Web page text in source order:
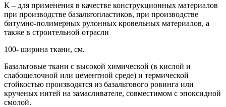
К – для применения в качестве конструкционных материалов
при производстве базальтопластиков, при производстве
битумно-полимерных рулонных кровельных материалов, а
также в строительной отрасли
100- ширина ткани, см.
Базальтовые ткани с высокой химической (в кислой и
слабощелочной или цементной среде) и термической
стойкостью производятся из базальтового ровинга или
крученых нитей на замасливателе, совместимом с эпоксидной
смолой.